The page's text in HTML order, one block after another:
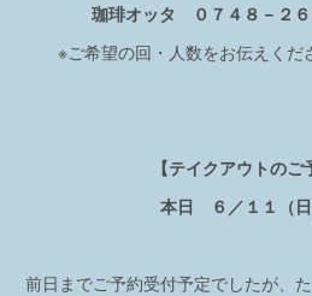
珈琲オッタ ０７４８－２６
※ご希望の回・人数をお伝えくだ
【テイクアウトのご
本日 ６／１１（日
前日までご予約受付予定でしたが、